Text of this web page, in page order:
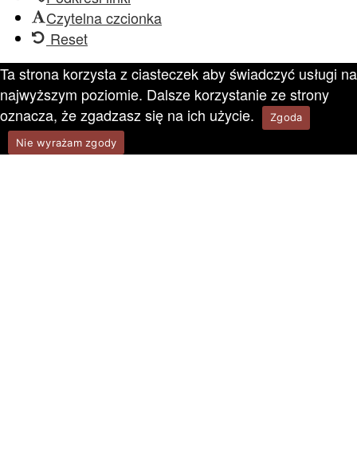
Czytelna czcionka
Reset
Ta strona korzysta z ciasteczek aby świadczyć usługi na
najwyższym poziomie. Dalsze korzystanie ze strony
oznacza, że zgadzasz się na ich użycie.
Zgoda
Nie wyrażam zgody